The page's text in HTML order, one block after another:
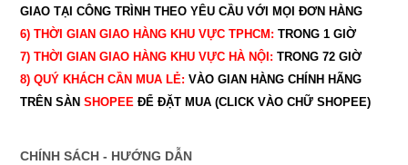
GIAO TẠI CÔNG TRÌNH THEO YÊU CẦU VỚI MỌI ĐƠN HÀNG
6) THỜI GIAN GIAO HÀNG KHU VỰC TPHCM: TRONG 1 GIỜ
7) THỜI GIAN GIAO HÀNG KHU VỰC HÀ NỘI: TRONG 72 GIỜ
8) QUÝ KHÁCH CẦN MUA LẺ: VÀO GIAN HÀNG CHÍNH HÃNG
TRÊN SÀN SHOPEEĐỂ ĐẶT MUA (CLICK VÀO CHỮ SHOPEE)
CHÍNH SÁCH - HƯỚNG DẪN